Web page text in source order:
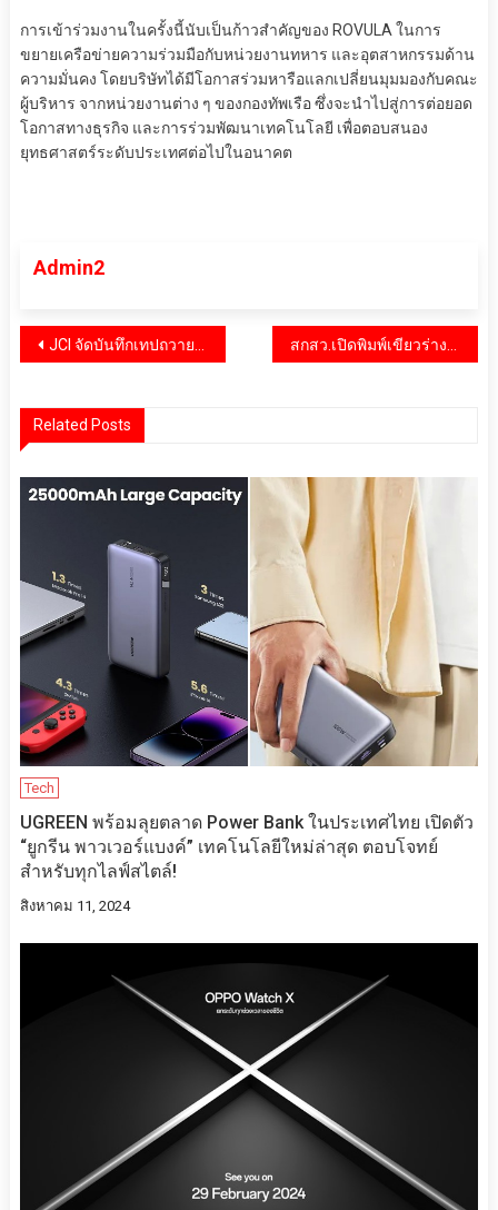
การเข้าร่วมงานในครั้งนี้นับเป็นก้าวสำคัญของ ROVULA ในการ
ขยายเครือข่ายความร่วมมือกับหน่วยงานทหาร และอุตสาหกรรมด้าน
ความมั่นคง โดยบริษัทได้มีโอกาสร่วมหารือแลกเปลี่ยนมุมมองกับคณะ
ผู้บริหาร จากหน่วยงานต่าง ๆ ของกองทัพเรือ ซึ่งจะนำไปสู่การต่อยอด
โอกาสทางธุรกิจ และการร่วมพัฒนาเทคโนโลยี เพื่อตอบสนอง
ยุทธศาสตร์ระดับประเทศต่อไปในอนาคต
Admin2
แนะแนว
JCI จัดบันทึกเทปถวายพระพร ร.10 เนื่องในโอกาสวันเฉลิมพระชนมพรรษา สกสว.เปิดพิมพ์เขียวร่างแผน ววน. ปี 71-75 ยศชนันชี้ต้องยกระดับสู่เศรษฐกิจใหม่อย่างยั่งยืน
Related Posts
Tech
UGREEN พร้อมลุยตลาด Power Bank ในประเทศไทย เปิดตัว
“ยูกรีน พาวเวอร์แบงค์” เทคโนโลยีใหม่ล่าสุด ตอบโจทย์
สำหรับทุกไลฟ์สไตล์!
สิงหาคม 11, 2024